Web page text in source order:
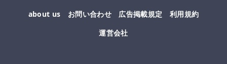
about us お問い合わせ 広告掲載規定
利用規約
運営会社